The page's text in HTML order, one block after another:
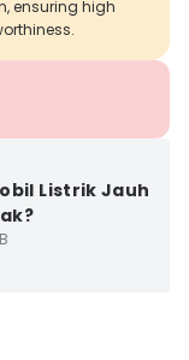
ensuring high
Listrik Jauh